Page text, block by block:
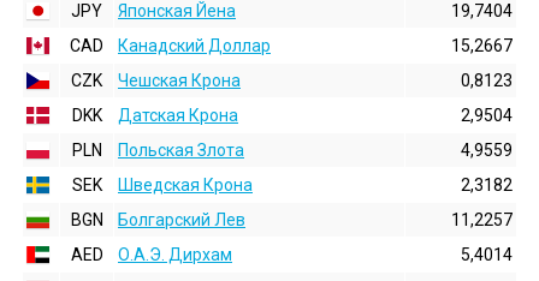
JPY
Японская Йена
19,7404
CAD
Канадский Доллар
15,2667
CZK
Чешская Крона
0,8123
DKK
Датская Крона
2,9504
PLN
Польская Злота
4,9559
SEK
Шведская Крона
2,3182
BGN
Болгарский Лев
11,2257
AED
О.А.Э. Дирхам
5,4014